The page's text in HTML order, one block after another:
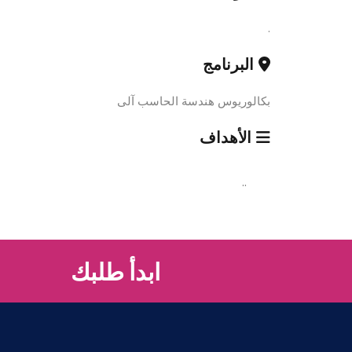
.
البرنامج
بكالوريوس هندسة الحاسب آلى
الأهداف
..
ابدأ طلبك